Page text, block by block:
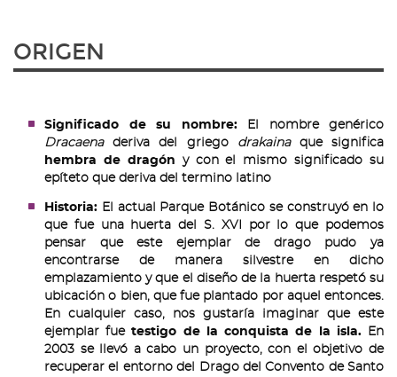
ORIGEN
Significado de su nombre:
El nombre genérico
Dracaenaderiva del griego drakainaque significa
hembra de dragón y con el mismo significado su
epíteto que deriva del termino latino
Historia: El actual Parque Botánico se construyó en lo
que fue una huerta del S. XVI por lo que podemos
pensar que este ejemplar de drago pudo ya
encontrarse de manera silvestre en dicho
emplazamiento y que el diseño de la huerta respetó su
ubicación o bien, que fue plantado por aquel entonces.
En cualquier caso, nos gustaría imaginar que este
ejemplar fuetestigo de la conquista de la isla.
En
2003 se llevó a cabo un proyecto, con el objetivo de
recuperar el entorno del Drago del Convento de Santo